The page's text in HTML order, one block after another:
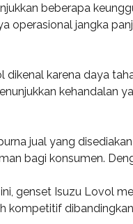
beberapa
operasional jangka
dikenal karena daya
kehandalan
jual yang
bagi konsumen.
genset Isuzu Lovol
kompetitif